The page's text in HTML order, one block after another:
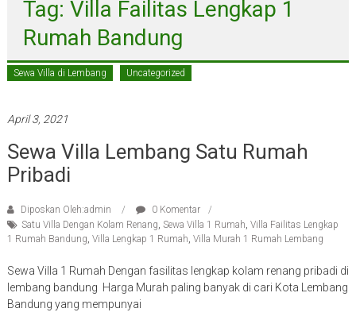
Tag: Villa Failitas Lengkap 1
Rumah Bandung
Sewa Villa di Lembang Uncategorized
April 3, 2021
Sewa Villa Lembang Satu Rumah
Pribadi
Diposkan Oleh:admin
0 Komentar
Satu Villa Dengan Kolam Renang, Sewa Villa 1 Rumah, Villa Failitas Lengkap
1 Rumah Bandung, Villa Lengkap 1 Rumah, Villa Murah 1 Rumah Lembang
Sewa Villa 1 Rumah Dengan fasilitas lengkap kolam renang pribadi di
lembang bandung Harga Murah paling banyak di cari Kota Lembang
Bandung yang mempunyai